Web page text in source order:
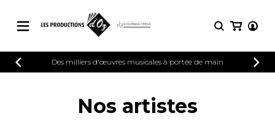
CATALOGUE
riche en œuvres originales et en
arrangements de qualité.
CONNEXION
INSCRIPTION
Des milliers d'œuvres musicales à portée de main
Nos artistes